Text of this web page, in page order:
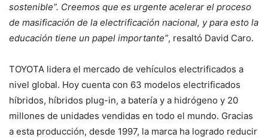
sostenible”. Creemos que es urgente acelerar el proceso
de masificación de la electrificación nacional, y para esto la
educación tiene un papel importante”, resaltó David Caro.
TOYOTA lidera el mercado de vehículos electrificados a
nivel global. Hoy cuenta con 63 modelos electrificados
híbridos, híbridos plug-in, a batería y a hidrógeno y 20
millones de unidades vendidas en todo el mundo. Gracias
a esta producción, desde 1997, la marca ha logrado reducir